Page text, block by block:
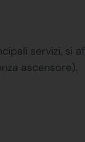
servizi, si
ascensore).